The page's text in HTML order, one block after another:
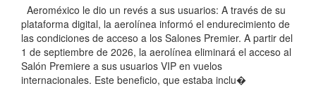
Aeroméxico le dio un revés a sus usuarios: A través de su
plataforma digital, la aerolínea informó el endurecimiento de
las condiciones de acceso a los Salones Premier. A partir del
1 de septiembre de 2026, la aerolínea eliminará el acceso al
Salón Premiere a sus usuarios VIP en vuelos
internacionales. Este beneficio, que estaba inclu�